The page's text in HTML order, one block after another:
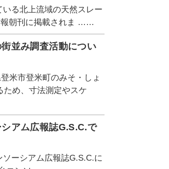
る北上流域の天然スレー
報朝刊に掲載されま ……
並み調査活動につい
米市登米町のみそ・しょ
ため、寸法測定やスケ
アム広報誌G.S.C.で
ーシアム広報誌G.S.C.に